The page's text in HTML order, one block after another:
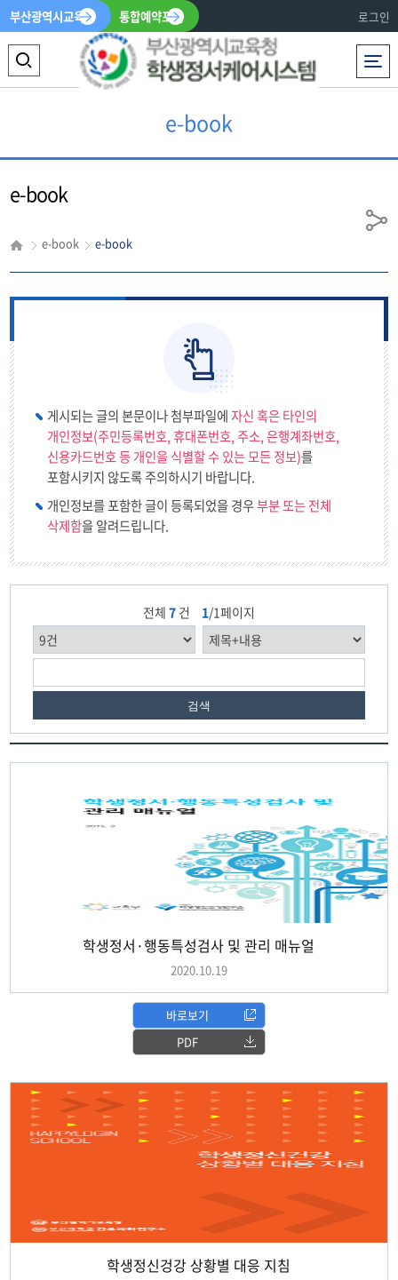
부산광역시교육청 통합예약포털 로그인
전체메뉴
색
역
열
e-book
e-book
e-book e-book
공
게시되는 글의 본문이나 첨부파일에자신 혹은 타인의
개인정보(주민등록번호, 휴대폰번호, 주소, 은행계좌번호,
신용카드번호 등 개인을 식별할 수 있는 모든 정보)를
포함시키지 않도록 주의하시기 바랍니다.
개인정보를 포함한 글이 등록되었을 경우부분 또는 전체
삭제함을 알려드립니다.
전체 7 건 1/1페이지
검색
학생정서·행동특성검사 및 관리 매뉴얼
2020.10.19
바로보기
PDF
학생정신겅강 상황별 대응 지침